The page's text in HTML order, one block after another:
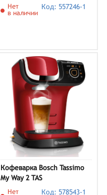
6502/6503/6504/6507
черный
Нет
в наличии
Код: 557246-1
Кофеварка Bosch Tassimo
My Way 2 TAS
6502/6503/6504/6507
Нет
Код: 578543-1